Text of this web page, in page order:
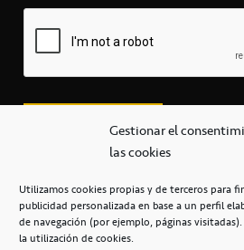
Gestionar el
las cookies
Utilizamos cookies propias y de terceros para
publicidad personalizada en base a un perfil
de navegación (por ejemplo, páginas
la utilización de cookies.+34 922 253 684